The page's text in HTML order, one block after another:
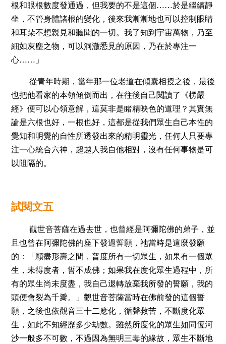
根和眼根數度發通過，但我要的不是這個……於是繼續靜
坐，不管身體諸根的變化，後來我漸漸地也可以控制眼睛
和耳朵不想親見和聽聞的一切。我了知到宇宙萬物，乃至
細如灰塵之物，可以洞澈悉見的原因，乃在於專注一
心…… 」
從青年時期，當年那一位老道在傾囊相授之後，最後
也把他看家的本領傾倒而出，在往後自己閱讀了《楞嚴
經》便可以心領意解，這莫非是睹精映色的道理？其實無
論是六根也好，一根也好，這都是從我們眾生自己本性的
覺知和明覺的自性所透發出來的精明靈光，任何人只要專
注一心統合六神，超越人我自他相對，沒有任何事物是可
以阻隔的。
試閱文五
觀世音菩薩在過去世，也曾經是阿彌陀佛的弟子，並
且也曾在阿彌陀佛的座下發過誓願，祂當時是這麼發願
的：「願盡形壽之間，普度所有一切眾生，如果有一個眾
生，未得度者，誓不成佛；如果我在度化眾生過程中，所
有的眾生尚未度盡，我自己退轉放棄我所發的誓願，我的
頭便會裂為千瓣。」觀世音菩薩當時在佛前發的這個誓
願，之後也依觀音三十二應化，循聲救苦，不斷度化眾
生，如此不知經歷多少劫數。雖然所度化的眾生如同恆河
沙一般多不可數，不過因為無明三毒的緣故，眾生不斷地